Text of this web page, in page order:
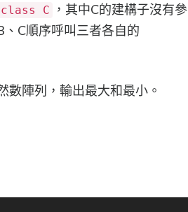
C
，其中C的建構子沒有參
C順序呼叫三者各自的
數陣列，輸出最大和最小。